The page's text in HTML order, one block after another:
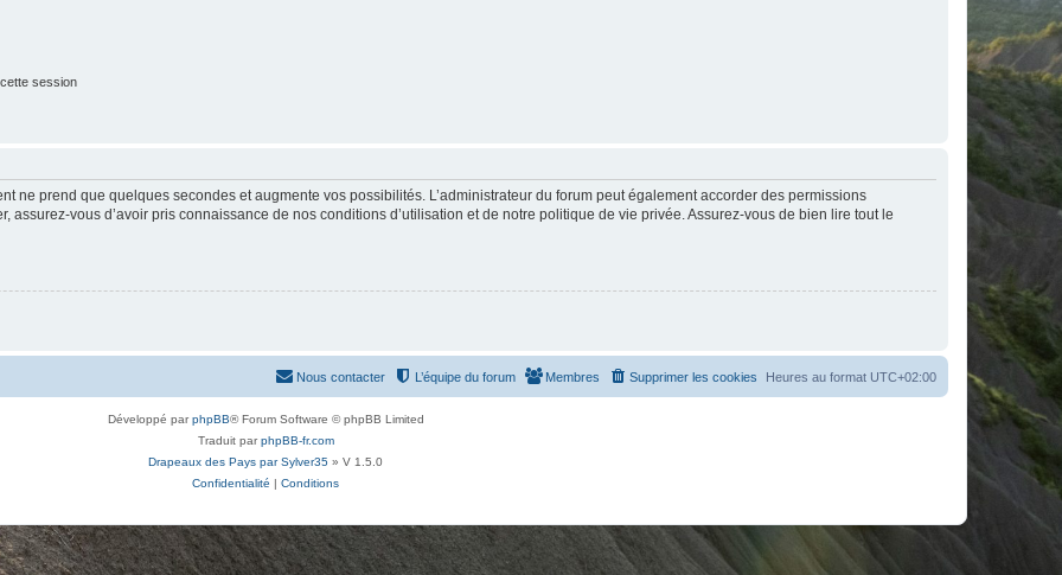
session
ne prend que quelques secondes et augmente vos possibilités. L’administrateur du forum peut également accorder des permissions
assurez-vous d’avoir pris connaissance de nos conditions d’utilisation et de notre politique de vie privée. Assurez-vous de bien lire tout le
Heures au format UTC+02:00
Supprimer les cookies
Membres
L’équipe du forum
Nous contacter
Développé parphpBB® Forum Software © phpBB Limited
Traduit parphpBB-fr.com
Drapeaux des Pays par Sylver35 » V 1.5.0
Confidentialité | Conditions